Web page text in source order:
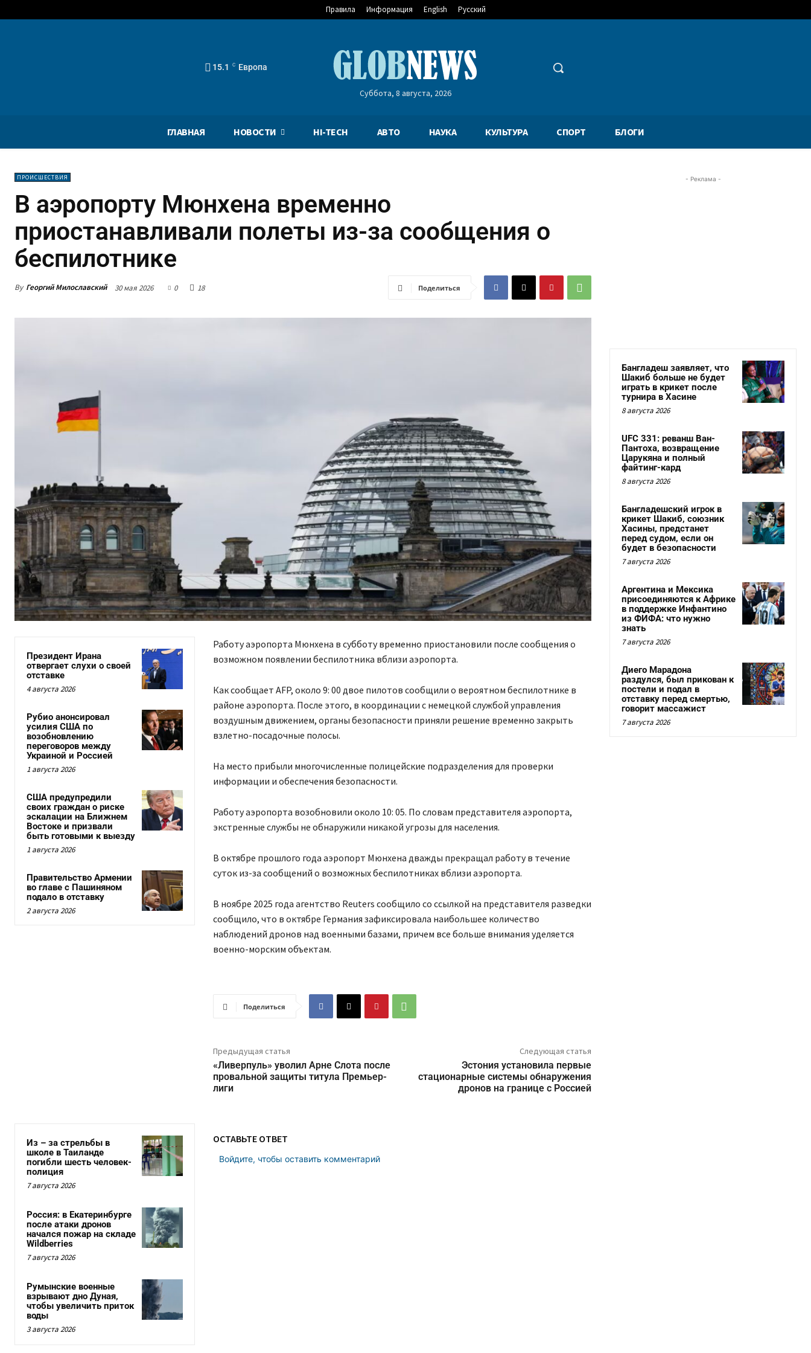
Правила Информация English Русский
15.1 C Европа
Суббота, 8 августа, 2026
ГЛАВНАЯ НОВОСТИ HI-TECH АВТО НАУКА КУЛЬТУРА СПОРТ БЛОГИ
ПРОИСШЕСТВИЯ
В аэропорту Мюнхена временно
приостанавливали полеты из-за сообщения о
беспилотнике
By Георгий Милославский 30 мая 2026 0 18 Поделиться
Президент Ирана
отвергает слухи о своей
отставке
4 августа 2026
Рубио анонсировал
усилия США по
возобновлению
переговоров между
Украиной и Россией
1 августа 2026
США предупредили
своих граждан о риске
эскалации на Ближнем
Востоке и призвали
быть готовыми к выезду
1 августа 2026
Правительство Армении
во главе с Пашиняном
подало в отставку
2 августа 2026
Работу аэропорта Мюнхена в субботу временно приостановили после сообщения о
возможном появлении беспилотника вблизи аэропорта.
Как сообщает AFP, около 9: 00 двое пилотов сообщили о вероятном беспилотнике в
районе аэропорта. После этого, в координации с немецкой службой управления
воздушным движением, органы безопасности приняли решение временно закрыть
взлетно-посадочные полосы.
На место прибыли многочисленные полицейские подразделения для проверки
информации и обеспечения безопасности.
Работу аэропорта возобновили около 10: 05. По словам представителя аэропорта,
экстренные службы не обнаружили никакой угрозы для населения.
В октябре прошлого года аэропорт Мюнхена дважды прекращал работу в течение
суток из-за сообщений о возможных беспилотниках вблизи аэропорта.
В ноябре 2025 года агентство Reuters сообщило со ссылкой на представителя разведки
сообщило, что в октябре Германия зафиксировала наибольшее количество
наблюдений дронов над военными базами, причем все больше внимания уделяется
военно-морским объектам.
Поделиться
Предыдущая статья
«Ливерпуль» уволил Арне Слота после
провальной защиты титула Премьер-
лиги
Следующая статья
Эстония установила первые
стационарные системы обнаружения
дронов на границе с Россией
Из – за стрельбы в
школе в Таиланде
погибли шесть человек-
полиция
7 августа 2026
Россия: в Екатеринбурге
после атаки дронов
начался пожар на складе
Wildberries
7 августа 2026
Румынские военные
взрывают дно Дуная,
чтобы увеличить приток
воды
3 августа 2026
ОСТАВЬТЕ ОТВЕТ
Войдите, чтобы оставить комментарий
- Реклама -
Бангладеш заявляет, что
Шакиб больше не будет
играть в крикет после
турнира в Хасине
8 августа 2026
UFC 331: реванш Ван-
Пантоха, возвращение
Царукяна и полный
файтинг-кард
8 августа 2026
Бангладешский игрок в
крикет Шакиб, союзник
Хасины, предстанет
перед судом, если он
будет в безопасности
7 августа 2026
Аргентина и Мексика
присоединяются к Африке
в поддержке Инфантино
из ФИФА: что нужно
знать
7 августа 2026
Диего Марадона
раздулся, был прикован к
постели и подал в
отставку перед смертью,
говорит массажист
7 августа 2026